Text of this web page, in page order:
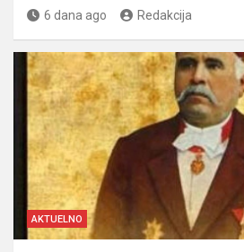
6 dana ago Redakcija
AKTUELNO